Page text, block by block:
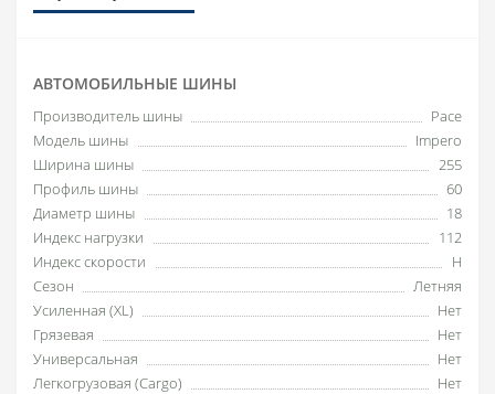
АВТОМОБИЛЬНЫЕ ШИНЫ
Производитель шины
Pace
Модель шины
Impero
Ширина шины
255
Профиль шины
60
Диаметр шины
18
Индекс нагрузки
112
Индекс скорости
H
Сезон
Летняя
Усиленная (XL)
Нет
Грязевая
Нет
Универсальная
Нет
Легкогрузовая (Cargo)
Нет